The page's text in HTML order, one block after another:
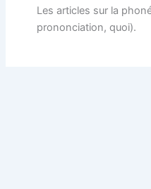
Les articles sur la
prononciation, quoi).